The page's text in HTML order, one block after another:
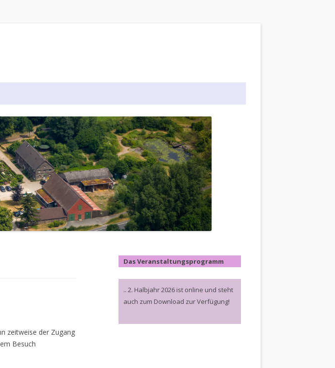
Zum
zeitweise der Zugang
Besuch
Das Veranstaltungsprogramm
.. 2. Halbjahr 2026 ist online und steht
auch zum Download zur Verfügung!